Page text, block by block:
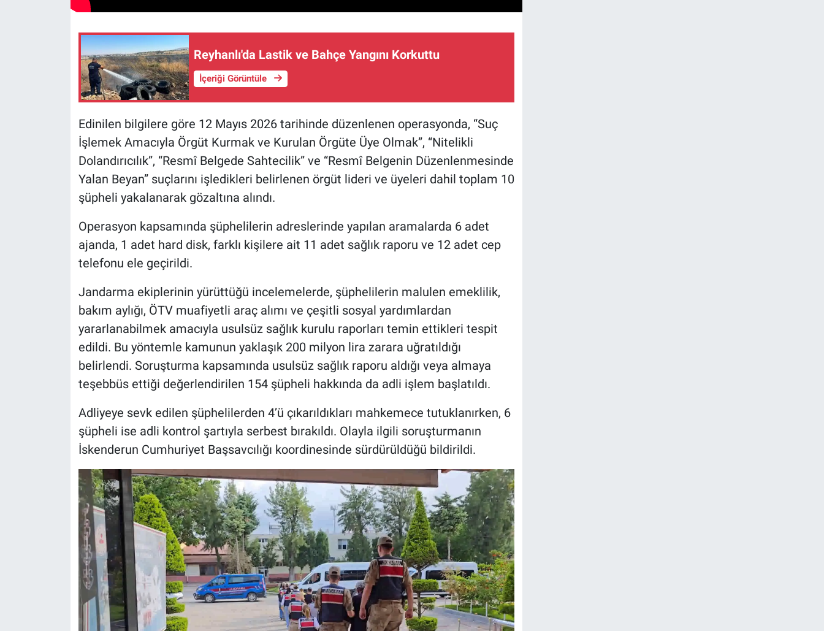
Reyhanlı'da Lastik ve Bahçe Yangını Korkuttu
İçeriği Görüntüle
Edinilen bilgilere göre 12 Mayıs 2026 tarihinde düzenlenen operasyonda, “Suç
İşlemek Amacıyla Örgüt Kurmak ve Kurulan Örgüte Üye Olmak”, “Nitelikli
Dolandırıcılık”, “Resmî Belgede Sahtecilik” ve “Resmî Belgenin Düzenlenmesinde
Yalan Beyan” suçlarını işledikleri belirlenen örgüt lideri ve üyeleri dahil toplam 10
şüpheli yakalanarak gözaltına alındı.
Operasyon kapsamında şüphelilerin adreslerinde yapılan aramalarda 6 adet
ajanda, 1 adet hard disk, farklı kişilere ait 11 adet sağlık raporu ve 12 adet cep
telefonu ele geçirildi.
Jandarma ekiplerinin yürüttüğü incelemelerde, şüphelilerin malulen emeklilik,
bakım aylığı, ÖTV muafiyetli araç alımı ve çeşitli sosyal yardımlardan
yararlanabilmek amacıyla usulsüz sağlık kurulu raporları temin ettikleri tespit
edildi. Bu yöntemle kamunun yaklaşık 200 milyon lira zarara uğratıldığı
belirlendi. Soruşturma kapsamında usulsüz sağlık raporu aldığı veya almaya
teşebbüs ettiği değerlendirilen 154 şüpheli hakkında da adli işlem başlatıldı.
Adliyeye sevk edilen şüphelilerden 4’ü çıkarıldıkları mahkemece tutuklanırken, 6
şüpheli ise adli kontrol şartıyla serbest bırakıldı. Olayla ilgili soruşturmanın
İskenderun Cumhuriyet Başsavcılığı koordinesinde sürdürüldüğü bildirildi.